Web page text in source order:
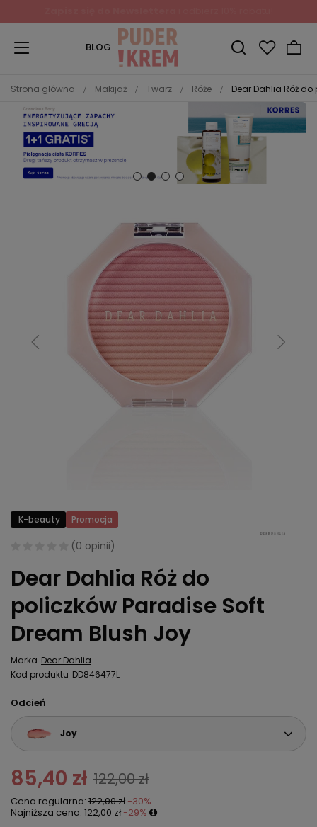
BLOG
Strona główna Makijaż Twarz Róże Dear Dahlia Róż
K-beauty Promocja
(0 opinii)
Dear Dahlia Róż do
policzków Paradise Soft
Dream Blush Joy
Marka Dear Dahlia
Kod produktu DD846477L
Odcień
Joy
85,40 zł 122,00 zł
Cena regularna: 122,00 zł -30%
Najniższa cena: 122,00 zł -29%